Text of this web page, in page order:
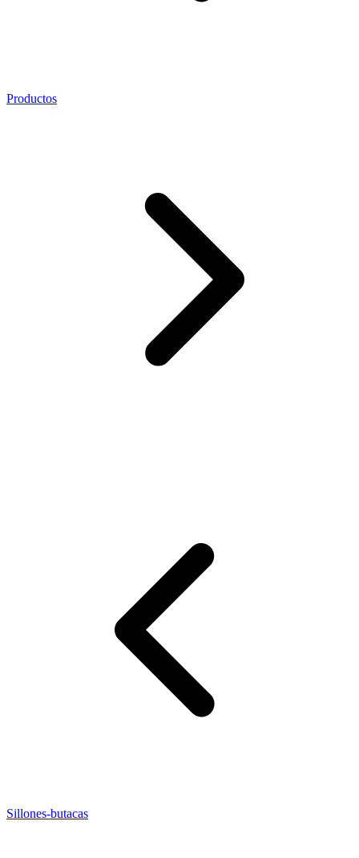
Productos
Sillones-butacas